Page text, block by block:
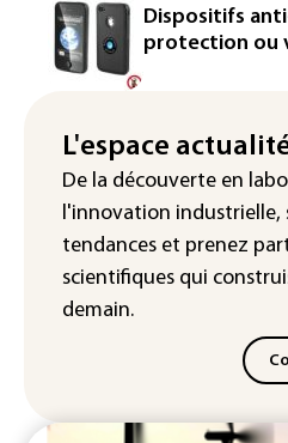
attendue au plus bas
"Retour en force"
chaleur dans les
L'Arabie saoudite, le
Turquie ont signé un
Dispositifs
protection ou
L'espace
De la découverte en
l'innovation industrielle,
tendances et prenez
scientifiques qui
demain.